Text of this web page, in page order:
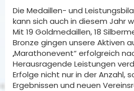
Die Medaillen- und
kann sich auch in diesem Jahr
Mit 19 Goldmedaillen, 18
Bronze gingen unsere Aktiven
„Marathonevent“ erfolgreich
Herausragende Leistungen
Erfolge nicht nur in der Anzahl,
Ergebnissen und neuen